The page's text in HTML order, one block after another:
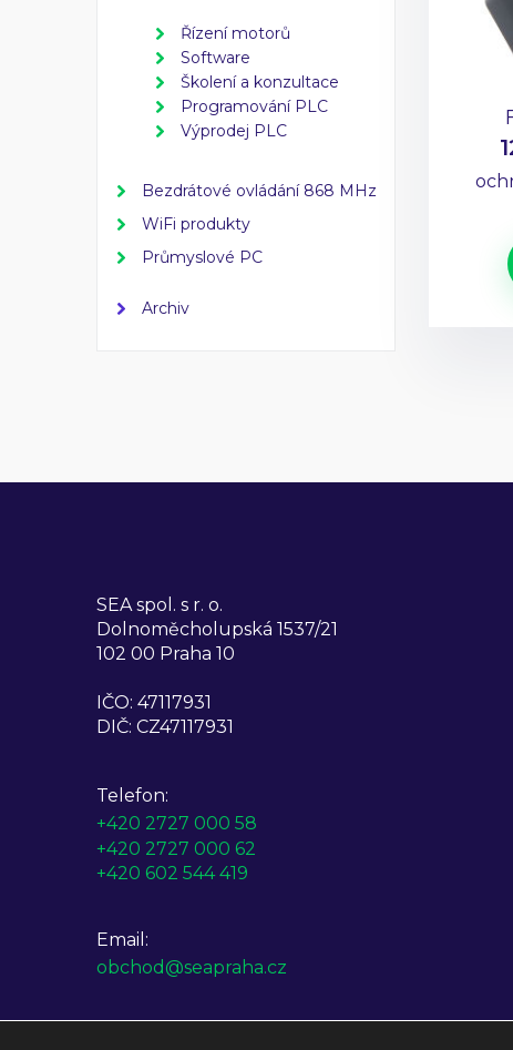
Řízení motorů
Software
Školení a konzultace
Programování PLC
Výprodej PLC
Bezdrátové ovládání 868 MHz
WiFi produkty
Průmyslové PC
Archiv
SEA spol. s r. o.
Dolnoměcholupská 1537/21
102 00 Praha 10
IČO: 47117931
DIČ: CZ47117931
Telefon:
+420 2727 000 58
+420 2727 000 62
+420 602 544 419
Email:
obchod@seapraha.cz